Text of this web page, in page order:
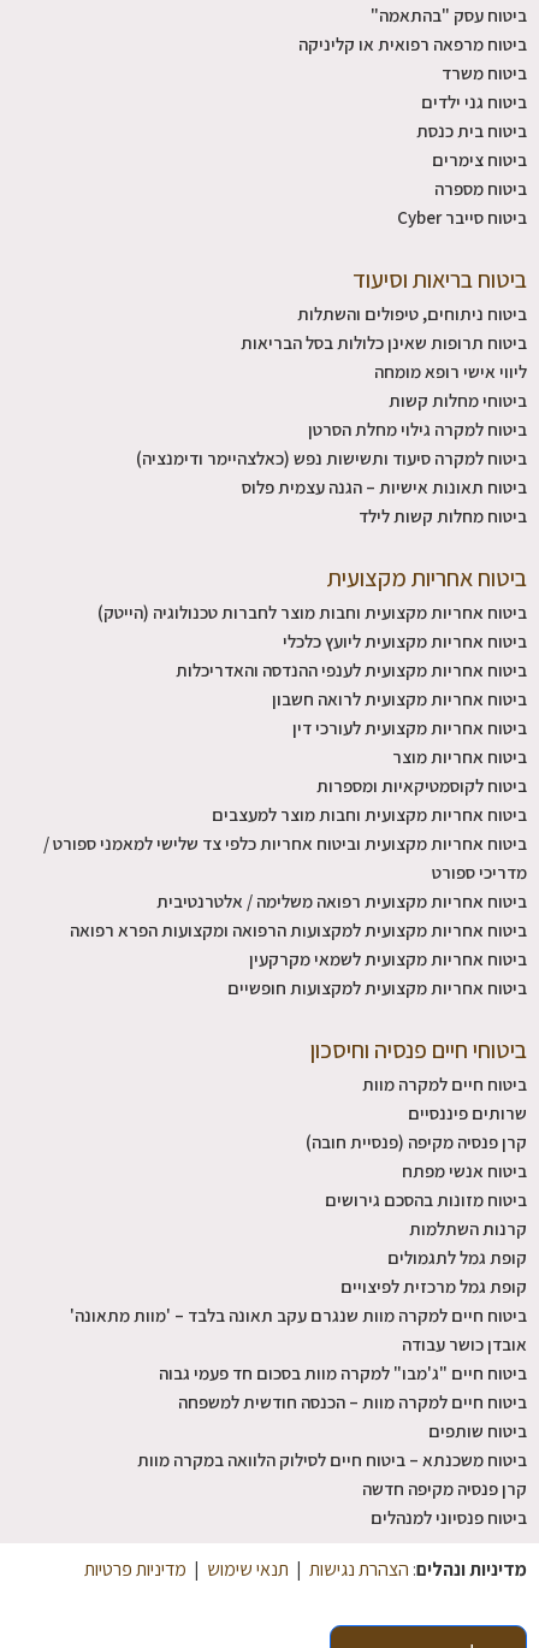
ביטוח עסק "בהתאמה"
ביטוח מרפאה רפואית או קליניקה
ביטוח משרד
ביטוח גני ילדים
ביטוח בית כנסת
ביטוח צימרים
ביטוח מספרה
ביטוח סייבר Cyber
ביטוח בריאות וסיעוד
ביטוח ניתוחים, טיפולים והשתלות
ביטוח תרופות שאינן כלולות בסל הבריאות
ליווי אישי רופא מומחה
ביטוחי מחלות קשות
ביטוח למקרה גילוי מחלת הסרטן
ביטוח למקרה סיעוד ותשישות נפש (כאלצהיימר ודימנציה)
ביטוח תאונות אישיות – הגנה עצמית פלוס
ביטוח מחלות קשות לילד
ביטוח אחריות מקצועית
ביטוח אחריות מקצועית וחבות מוצר לחברות טכנולוגיה (הייטק)
ביטוח אחריות מקצועית ליועץ כלכלי
ביטוח אחריות מקצועית לענפי ההנדסה והאדריכלות
ביטוח אחריות מקצועית לרואה חשבון
ביטוח אחריות מקצועית לעורכי דין
ביטוח אחריות מוצר
ביטוח לקוסמטיקאיות ומספרות
ביטוח אחריות מקצועית וחבות מוצר למעצבים
ביטוח אחריות מקצועית וביטוח אחריות כלפי צד שלישי למאמני ספורט /
מדריכי ספורט
ביטוח אחריות מקצועית רפואה משלימה / אלטרנטיבית
ביטוח אחריות מקצועית למקצועות הרפואה ומקצועות הפרא רפואה
ביטוח אחריות מקצועית לשמאי מקרקעין
ביטוח אחריות מקצועית למקצועות חופשיים
ביטוחי חיים פנסיה וחיסכון
ביטוח חיים למקרה מוות
שרותים פיננסיים
קרן פנסיה מקיפה (פנסיית חובה)
ביטוח אנשי מפתח
ביטוח מזונות בהסכם גירושים
קרנות השתלמות
קופת גמל לתגמולים
קופת גמל מרכזית לפיצויים
ביטוח חיים למקרה מוות שנגרם עקב תאונה בלבד – 'מוות מתאונה'
אובדן כושר עבודה
ביטוח חיים "ג'מבו" למקרה מוות בסכום חד פעמי גבוה
ביטוח חיים למקרה מוות – הכנסה חודשית למשפחה
ביטוח שותפים
ביטוח משכנתא – ביטוח חיים לסילוק הלוואה במקרה מוות
קרן פנסיה מקיפה חדשה
ביטוח פנסיוני למנהלים
מדיניות ונהלים: הצהרת נגישות | תנאי שימוש | מדיניות פרטיות